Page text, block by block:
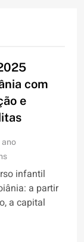
com
e
ano
infantil
a partir
a capital